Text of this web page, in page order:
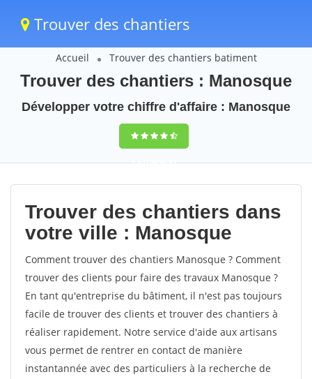
Trouver des chantiers
Accueil Trouver des chantiers batiment
Trouver des chantiers : Manosque
Développer votre chiffre d'affaire : Manosque
9,5(100%)41
votes
Trouver des chantiers dans
votre ville : Manosque
Comment trouver des chantiers Manosque ? Comment
trouver des clients pour faire des travaux Manosque ?
En tant qu'entreprise du bâtiment, il n'est pas toujours
facile de trouver des clients et trouver des chantiers à
réaliser rapidement. Notre service d'aide aux artisans
vous permet de rentrer en contact de manière
instantannée avec des particuliers à la recherche de